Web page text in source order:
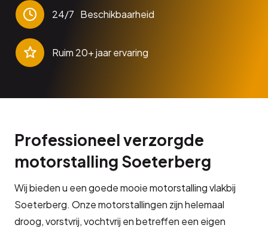
24/7 Beschikbaarheid
Ruim 20+ jaar ervaring
Professioneel verzorgde
motorstalling Soeterberg
Wij bieden u een goede mooie motorstalling vlakbij
Soeterberg. Onze motorstallingen zijn helemaal
droog, vorstvrij, vochtvrij en betreffen een eigen